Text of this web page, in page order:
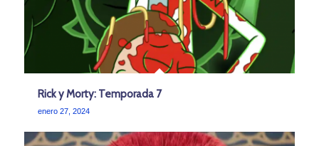
Rick y Morty: Temporada 7
enero 27, 2024